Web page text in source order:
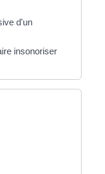
d'un
insonoriser